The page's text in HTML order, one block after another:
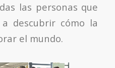
las personas que
descubrir cómo la
el mundo.